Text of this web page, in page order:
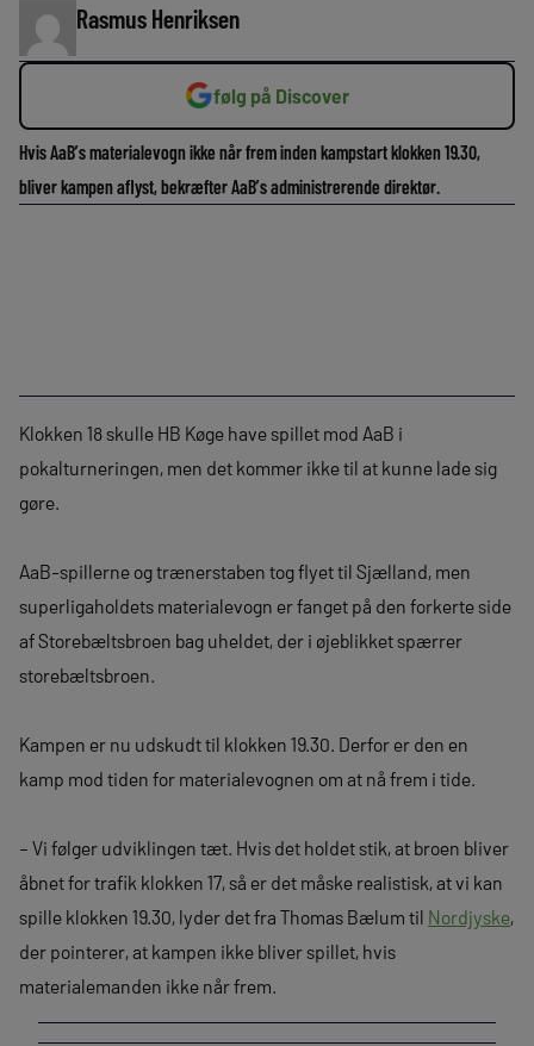
Rasmus Henriksen
følg på Discover
Hvis AaB’s materialevogn ikke når frem inden kampstart klokken 19.30,
bliver kampen aflyst, bekræfter AaB’s administrerende direktør.
Klokken 18 skulle HB Køge have spillet mod AaB i
pokalturneringen, men det kommer ikke til at kunne lade sig
gøre.
AaB-spillerne og trænerstaben tog flyet til Sjælland, men
superligaholdets materialevogn er fanget på den forkerte side
af Storebæltsbroen bag uheldet, der i øjeblikket spærrer
storebæltsbroen.
Kampen er nu udskudt til klokken 19.30. Derfor er den en
kamp mod tiden for materialevognen om at nå frem i tide.
– Vi følger udviklingen tæt. Hvis det holdet stik, at broen bliver
åbnet for trafik klokken 17, så er det måske realistisk, at vi kan
spille klokken 19.30, lyder det fra Thomas Bælum til Nordjyske,
der pointerer, at kampen ikke bliver spillet, hvis
materialemanden ikke når frem.